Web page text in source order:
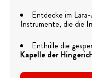
Entdecke im
Instrumente, die die
Enthülle die
Kapelle der